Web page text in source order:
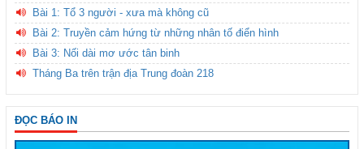
Bài 1: Tổ 3 người - xưa mà không cũ
Bài 2: Truyền cảm hứng từ những nhân tố điển hình
Bài 3: Nối dài mơ ước tân binh
Tháng Ba trên trận địa Trung đoàn 218
ĐỌC BÁO IN